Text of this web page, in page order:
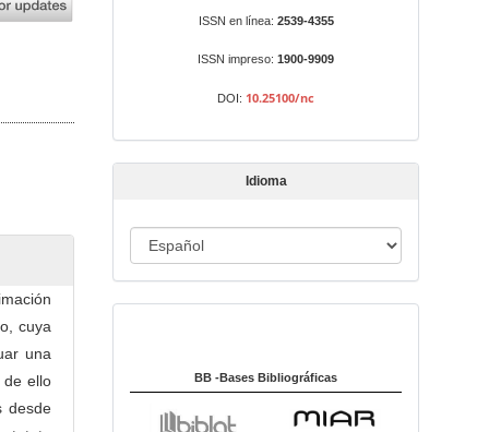
cuya
una
de ello
desde
t
í
o
ISSN en línea: 2539-4355
ISSN impreso: 1900-9909
DOI: 10.25100/nc
Idioma
d
a
BB -Bases Bibliográficas